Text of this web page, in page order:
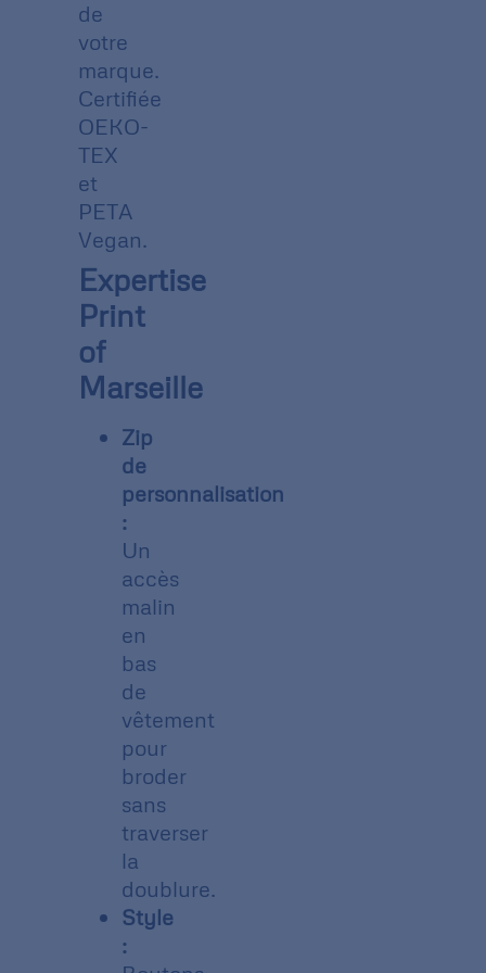
de
votre
marque.
Certifiée
OEKO-
TEX
et
PETA
Vegan.
Expertise
Print
of
Marseille
Zip
de
personnalisation
:
Un
accès
malin
en
bas
de
vêtement
pour
broder
sans
traverser
la
doublure.
Style
: